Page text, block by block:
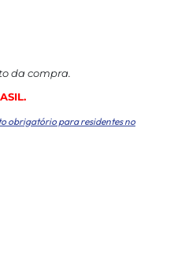
da compra.
obrigatório para residentes no